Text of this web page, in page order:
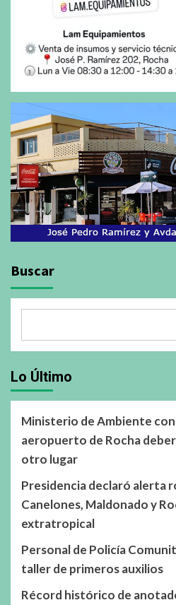
Buscar
Lo Último
Ministerio de Ambiente
aeropuerto de Rocha
otro lugar
Presidencia declaró alerta
Canelones, Maldonado y
extratropical
Personal de Policía
taller de primeros auxilios
Récord histórico de